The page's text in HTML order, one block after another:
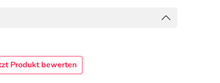
Produkt bewerten